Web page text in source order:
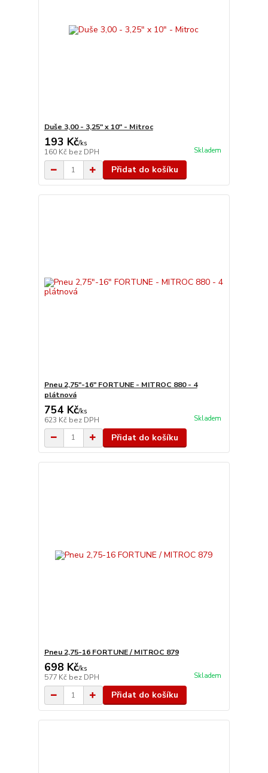
Duše 3,00 - 3,25" x 10" - Mitroc
193 Kč/ks
160 Kč bez DPH Skladem
Přidat do košíku
Pneu 2,75"-16" FORTUNE - MITROC 880 - 4
plátnová
754 Kč/ks
623 Kč bez DPH Skladem
Přidat do košíku
Pneu 2,75-16 FORTUNE / MITROC 879
698 Kč/ks
577 Kč bez DPH Skladem
Přidat do košíku